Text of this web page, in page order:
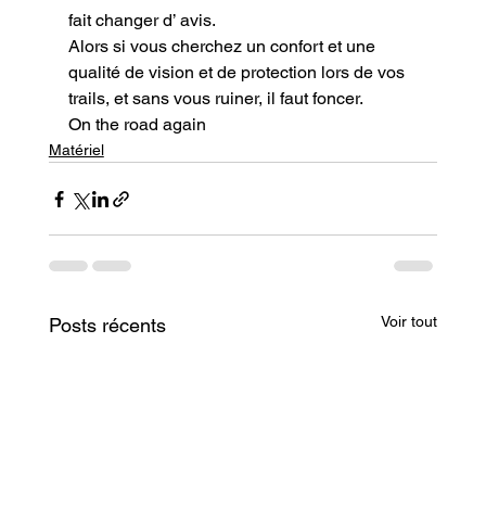
fait changer d’ avis.
Alors si vous cherchez un confort et une
qualité de vision et de protection lors de vos
trails, et sans vous ruiner, il faut foncer.
On the road again
Matériel
Posts récents Voir tout